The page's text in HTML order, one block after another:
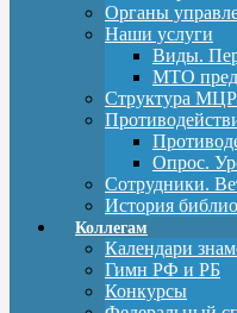
Органы
Наши услуги
Виды.
МТО
Структура
Опрос.
Сотрудники.
История
Коллегам
Календари
Гимн РФ и РБ
Конкурсы